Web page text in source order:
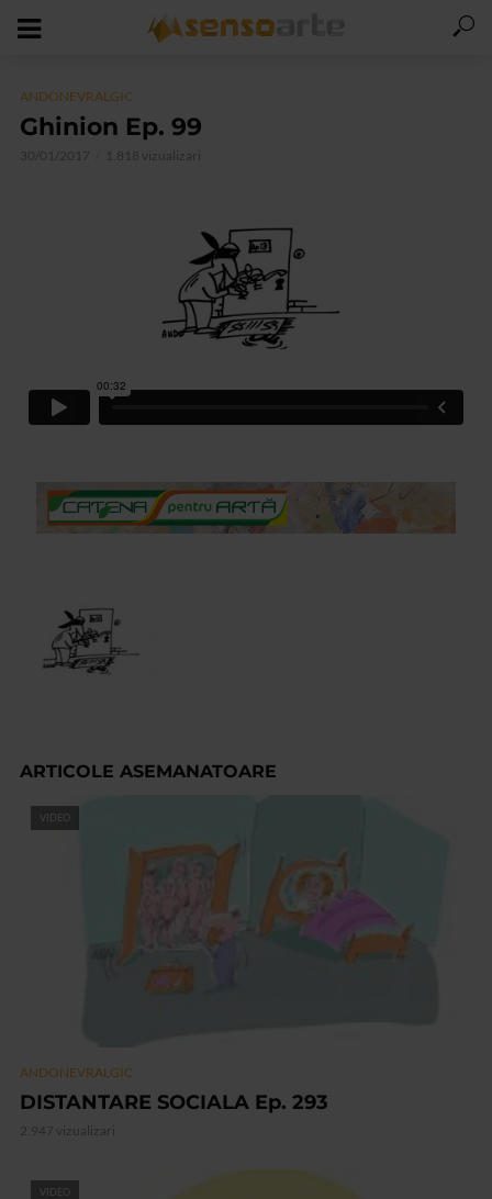
ANDONEVRALGIC
Ghinion Ep. 99
30/01/2017 1.818 vizualizari
ARTICOLE ASEMANATOARE
VIDEO
ANDONEVRALGIC
DISTANTARE SOCIALA Ep. 293
2.947 vizualizari
VIDEO